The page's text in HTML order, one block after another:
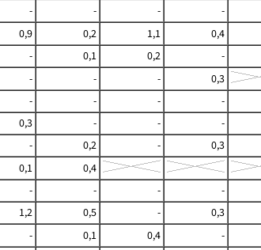
- - - -
0,9 0,2 1,1 0,4
- 0,1 0,2 -
- - -
0,3
- - - -
0,3 - - -
- 0,2 - 0,3
0,1
0,4
- - - -
1,2 0,5 - 0,3
- 0,1 0,4 -